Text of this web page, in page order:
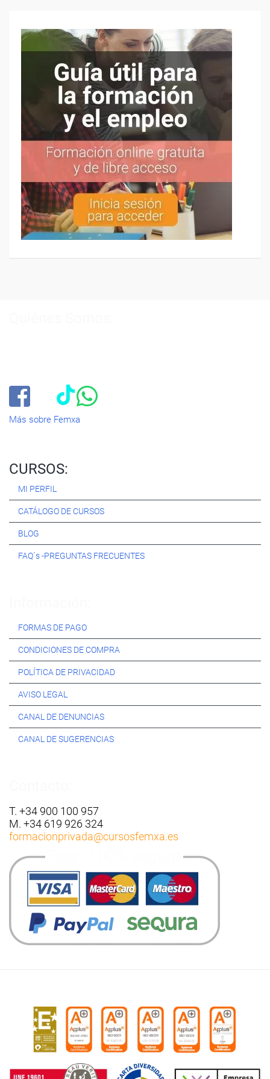
Más sobre Femxa
CURSOS:
MI PERFIL
CATÁLOGO DE CURSOS
BLOG
FAQ´s -PREGUNTAS FRECUENTES
FORMAS DE PAGO
CONDICIONES DE COMPRA
POLÍTICA DE PRIVACIDAD
AVISO LEGAL
CANAL DE DENUNCIAS
CANAL DE SUGERENCIAS
T. +34 900 100 957
M. +34 619 926 324
formacionprivada@cursosfemxa.es